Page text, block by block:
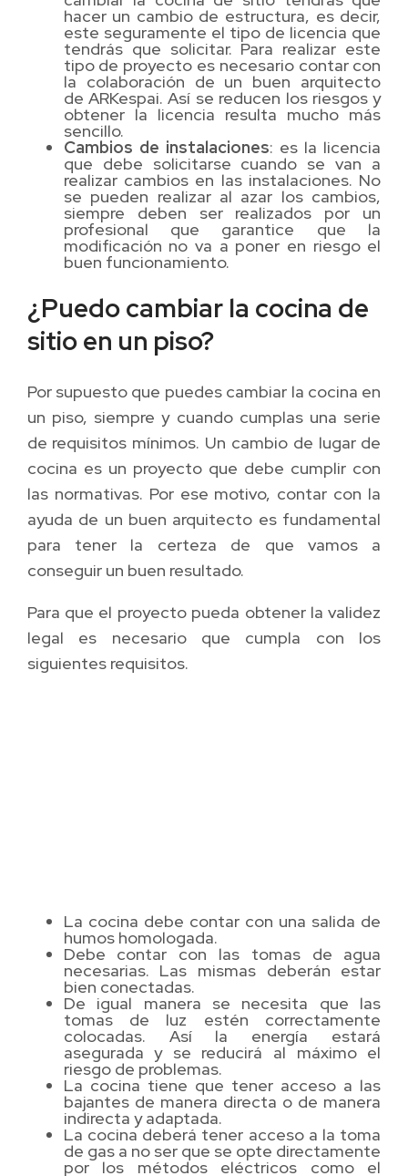
hacer un cambio de estructura, es decir,
este seguramente el tipo de licencia que
tendrás que solicitar. Para realizar este
tipo de proyecto es necesario contar con
la colaboración de un buen arquitecto
de ARKespai. Así se reducen los riesgos y
obtener la licencia resulta mucho más
sencillo.
Cambios de instalaciones: es la licencia
que debe solicitarse cuando se van a
realizar cambios en las instalaciones. No
se pueden realizar al azar los cambios,
siempre deben ser realizados por un
profesional que garantice que la
modificación no va a poner en riesgo el
buen funcionamiento.
¿Puedo cambiar la cocina de
sitio en un piso?
Por supuesto que puedes cambiar la cocina en
un piso, siempre y cuando cumplas una serie
de requisitos mínimos. Un cambio de lugar de
cocina es un proyecto que debe cumplir con
las normativas. Por ese motivo, contar con la
ayuda de un buen arquitecto es fundamental
para tener la certeza de que vamos a
conseguir un buen resultado.
Para que el proyecto pueda obtener la validez
legal es necesario que cumpla con los
siguientes requisitos.
La cocina debe contar con una salida de
humos homologada.
Debe contar con las tomas de agua
necesarias. Las mismas deberán estar
bien conectadas.
De igual manera se necesita que las
tomas de luz estén correctamente
colocadas. Así la energía estará
asegurada y se reducirá al máximo el
riesgo de problemas.
La cocina tiene que tener acceso a las
bajantes de manera directa o de manera
indirecta y adaptada.
La cocina deberá tener acceso a la toma
de gas a no ser que se opte directamente
por los métodos eléctricos como el